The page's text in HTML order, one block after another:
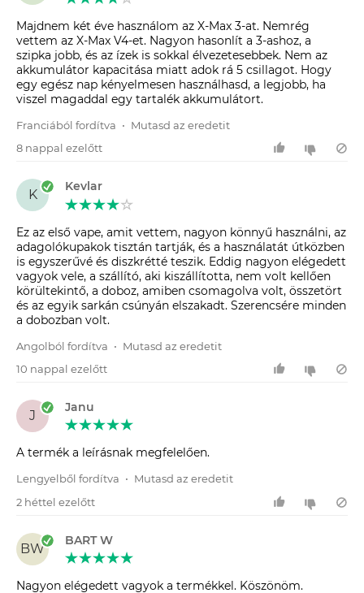
Majdnem két éve használom az X-Max 3-at. Nemrég
vettem az X-Max V4-et. Nagyon hasonlít a 3-ashoz, a
szipka jobb, és az ízek is sokkal élvezetesebbek. Nem az
akkumulátor kapacitása miatt adok rá 5 csillagot. Hogy
egy egész nap kényelmesen használhasd, a legjobb, ha
viszel magaddal egy tartalék akkumulátort.
Franciából fordítva • Mutasd az eredetit
8 nappal ezelőtt
K
Kevlar
Ez az első vape, amit vettem, nagyon könnyű használni, az
adagolókupakok tisztán tartják, és a használatát útközben
is egyszerűvé és diszkrétté teszik. Eddig nagyon elégedett
vagyok vele, a szállító, aki kiszállította, nem volt kellően
körültekintő, a doboz, amiben csomagolva volt, összetört
és az egyik sarkán csúnyán elszakadt. Szerencsére minden
a dobozban volt.
Angolból fordítva • Mutasd az eredetit
10 nappal ezelőtt
J
Janu
A termék a leírásnak megfelelően.
Lengyelből fordítva • Mutasd az eredetit
2 héttel ezelőtt
BW
BART W
Nagyon elégedett vagyok a termékkel. Köszönöm.